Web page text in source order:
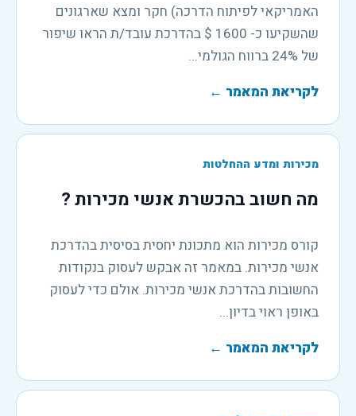
האמריקאי לפיתוח הדרכה) חקר ומצא שארגונים
שהשקיעו כ- 1600 $ בהדרכת עובד/ת הראו שיפור
של 24% ברווח הגולמי...
לקריאת המאמר ←
מכירות ומדע ההחלטות
מה חשוב בהכשרת אנשי מכירות ?
קורס מכירות הוא מתכונת יחסית בסיסית בהדרכת
אנשי מכירות. במאמר זה אבקש לעסוק בנקודות
החשובות בהדרכת אנשי מכירות. אולם כדי לעסוק
באופן ראוי בדיון...
לקריאת המאמר ←